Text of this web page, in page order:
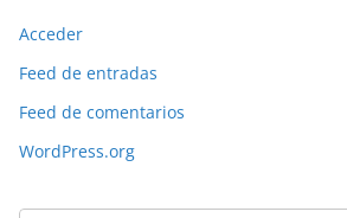
Acceder
Feed de entradas
Feed de comentarios
WordPress.org